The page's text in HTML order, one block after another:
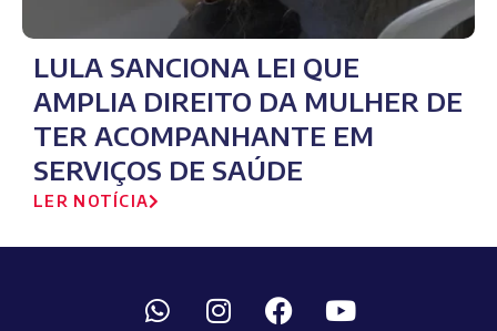
LULA SANCIONA LEI QUE
AMPLIA DIREITO DA MULHER DE
TER ACOMPANHANTE EM
SERVIÇOS DE SAÚDE
LER NOTÍCIA